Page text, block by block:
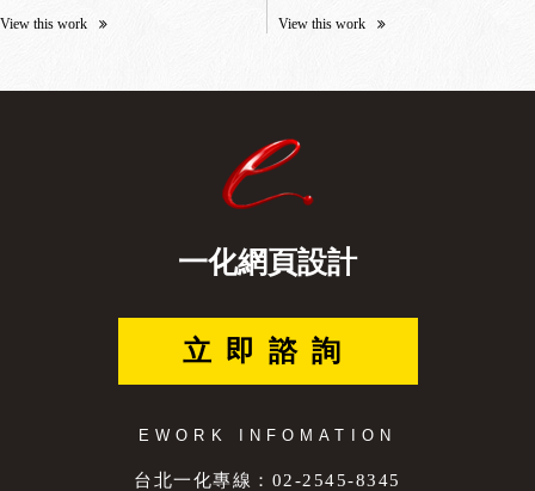
View this work View this work
一化網頁設計
立即諮詢
EWORK INFOMATION
台北一化專線：02-2545-8345